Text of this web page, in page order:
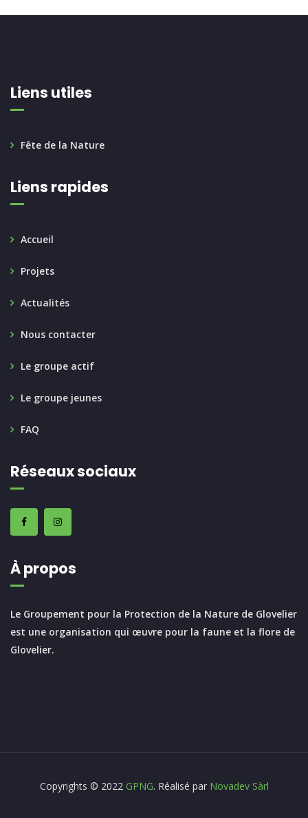
Liens utiles
Fête de la Nature
Liens rapides
Accueil
Projets
Actualités
Nous contacter
Le groupe actif
Le groupe jeunes
FAQ
Réseaux sociaux
À propos
Le Groupement pour la Protection de la Nature de Glovelier
est une organisation qui œuvre pour la faune et la flore de
Glovelier.
Copyrights © 2022GPNG. Réalisé par Novadev Sàrl